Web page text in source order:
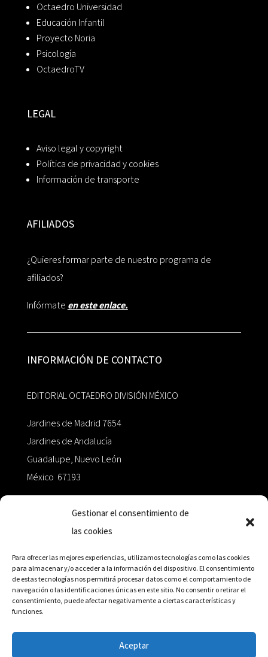
Gestionar el consentimiento de
las cookies
Para ofrecer las mejores experiencias, utilizamos tecnologías como las cookies
para almacenar y/o acceder a la información del dispositivo. El consentimiento
de estas tecnologías nos permitirá procesar datos como el comportamiento de
navegación o las identificaciones únicas en este sitio. No consentir o retirar el
consentimiento, puede afectar negativamente a ciertas características y
funciones.
Aceptar
Octaedro Universidad
Educación Infantil
Proyecto Noria
Psicología
OctaedroTV
LEGAL
Aviso legal y copyright
Política de privacidad y cookies
Información de transporte
AFILIADOS
¿Quieres formar parte de nuestro programa de
afiliados?
Infórmate en este enlace.
INFORMACIÓN DE CONTACTO
EDITORIAL OCTAEDRO DIVISIÓN MÉXICO
Jardines de Madrid 7654
Jardines de Andalucía
Guadalupe, Nuevo León
México 67193
+52 811.499.5638
RED DE DISTRIBUCIÓN